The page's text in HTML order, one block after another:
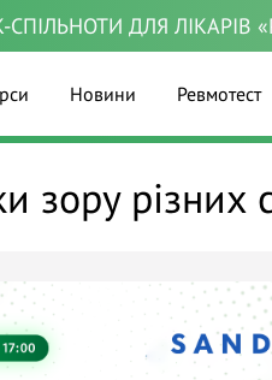
СПІЛЬНОТИ ДЛЯ ЛІКАРІВ
Новини Ревмотест
зору різних